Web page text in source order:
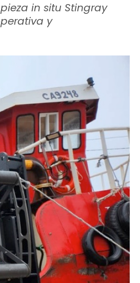
in situ Stingray
y